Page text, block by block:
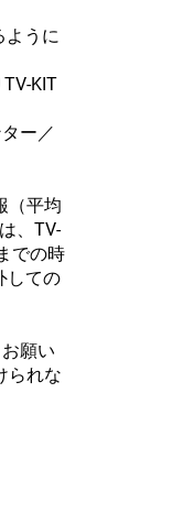
ように
KIT
ー／
（平均
、TV-
での時
しての
願い
られな